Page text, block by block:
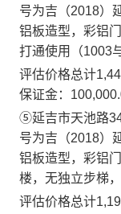
号为吉（2018）
铝板造型，彩铝
打通使用（1003
评估价格总计
保证金：
⑤延吉市天池路
号为吉（2018）
铝板造型，彩铝
楼，无独立步梯
评估价格总计